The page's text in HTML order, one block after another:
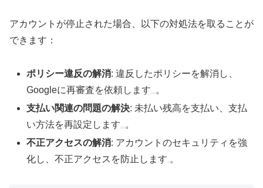
アカウントが停止された場合、以下の対処法を取ることが
できます：
ポリシー違反の解消: 違反したポリシーを解消し、
Googleに再審査を依頼します
。
支払い関連の問題の解決: 未払い残高を支払い、支払
い方法を再設定します
。
不正アクセスの解消: アカウントのセキュリティを強
化し、不正アクセスを防止します 。